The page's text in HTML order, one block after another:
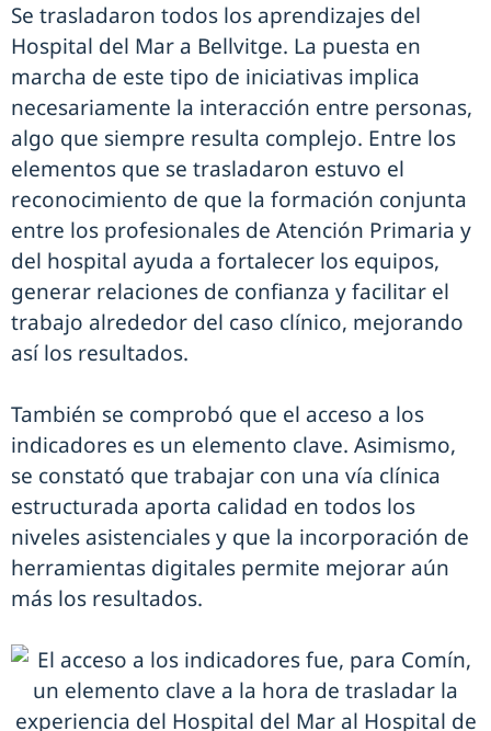
Se trasladaron todos los aprendizajes del
Hospital del Mar a Bellvitge. La puesta en
marcha de este tipo de iniciativas implica
necesariamente la interacción entre personas,
algo que siempre resulta complejo. Entre los
elementos que se trasladaron estuvo el
reconocimiento de que la formación conjunta
entre los profesionales de Atención Primaria y
del hospital ayuda a fortalecer los equipos,
generar relaciones de confianza y facilitar el
trabajo alrededor del caso clínico, mejorando
así los resultados.
También se comprobó que el acceso a los
indicadores es un elemento clave. Asimismo,
se constató que trabajar con una vía clínica
estructurada aporta calidad en todos los
niveles asistenciales y que la incorporación de
herramientas digitales permite mejorar aún
más los resultados.